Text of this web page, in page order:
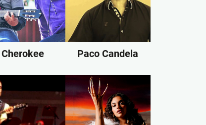
Cherokee Paco Candela